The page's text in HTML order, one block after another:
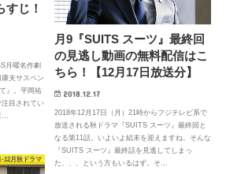
じ！
月曜名作劇
夫サスペン
』。平岡祐
目されてい
…
月9『SUITS スーツ』最終回
の見逃し動画の無料配信はこ
ちら！【12月17日放送分】
2018.12.17
2018年12月17日（月）21時からフジテレビ系で
放送される秋ドラマ『SUITS スーツ』最終回と
なる第11話。いよいよ結末を迎えますね。そんな
『SUITS スーツ』最終話を見逃してしまっ
た、、、という方もいるはず。そ…
-12月秋ドラマ